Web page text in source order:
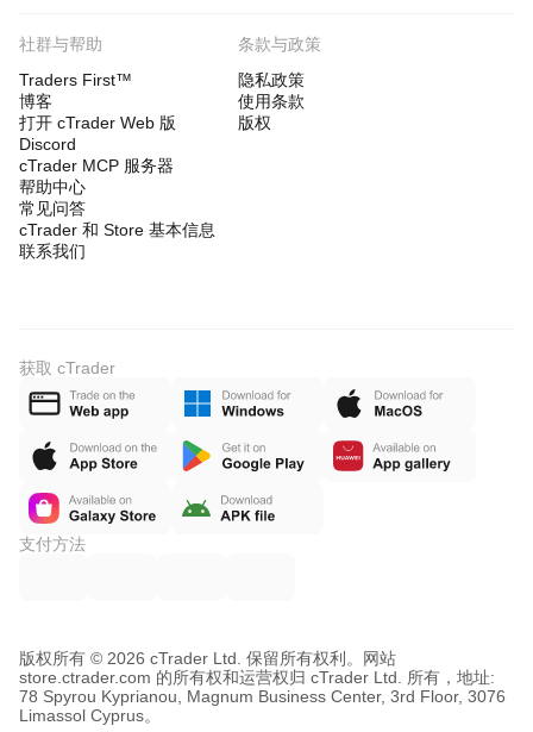
社群与帮助
Traders First™
博客
打开 cTrader Web 版
Discord
cTrader MCP 服务器
帮助中心
常见问答
cTrader 和 Store 基本信息
联系我们
条款与政策
隐私政策
使用条款
版权
获取 cTrader
支付方法
版权所有 © 2026 cTrader Ltd. 保留所有权利。
网站
store.ctrader.com 的所有权和运营权归 cTrader Ltd. 所有，地址:
78 Spyrou Kyprianou, Magnum Business Center, 3rd Floor, 3076
Limassol Cyprus。